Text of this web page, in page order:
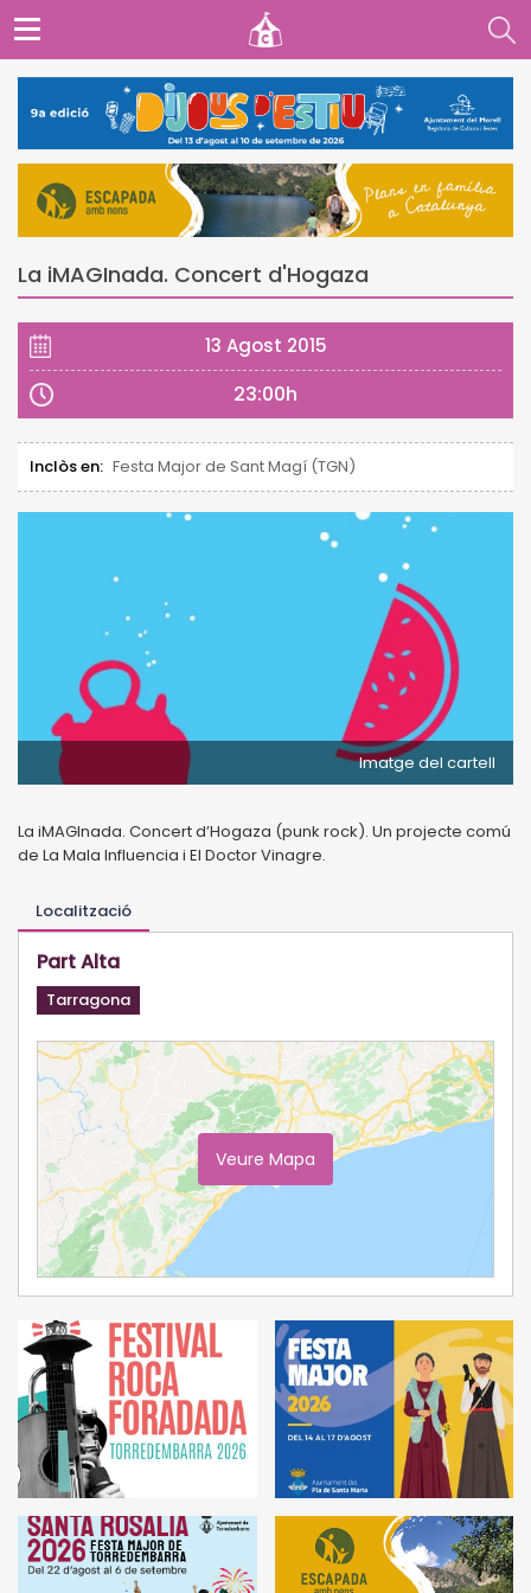
La iMAGInada. Concert d'Hogaza
13 Agost 2015
23:00h
Inclòs en: Festa Major de Sant Magí (TGN)
Imatge del cartell
La iMAGInada. Concert d’Hogaza (punk rock). Un projecte comú
de La Mala Influencia i El Doctor Vinagre.
Localització
Part Alta
Tarragona
Veure Mapa